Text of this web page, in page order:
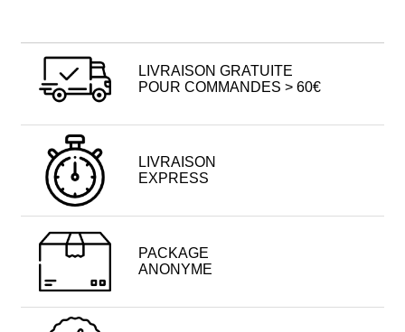
LIVRAISON GRATUITE
POUR COMMANDES > 60€
LIVRAISON
EXPRESS
PACKAGE
ANONYME